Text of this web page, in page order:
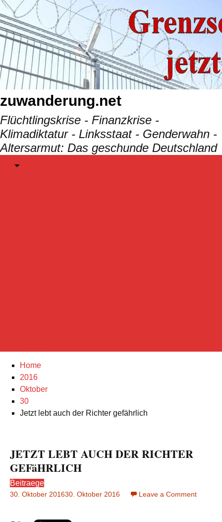
Skip
to
content
zuwanderung.net
Flüchtlingskrise - Finanzkrise -
Klimadiktatur - Linksstaat - Genderwahn -
Altersarmut: Das geschunde Deutschland
Menu
Home
2016
Oktober
30
Jetzt lebt auch der Richter gefährlich
JETZT LEBT AUCH DER RICHTER
GEFäHRLICH
Beitraege
30. Oktober 201630. Oktober 2016 Leave a Comment